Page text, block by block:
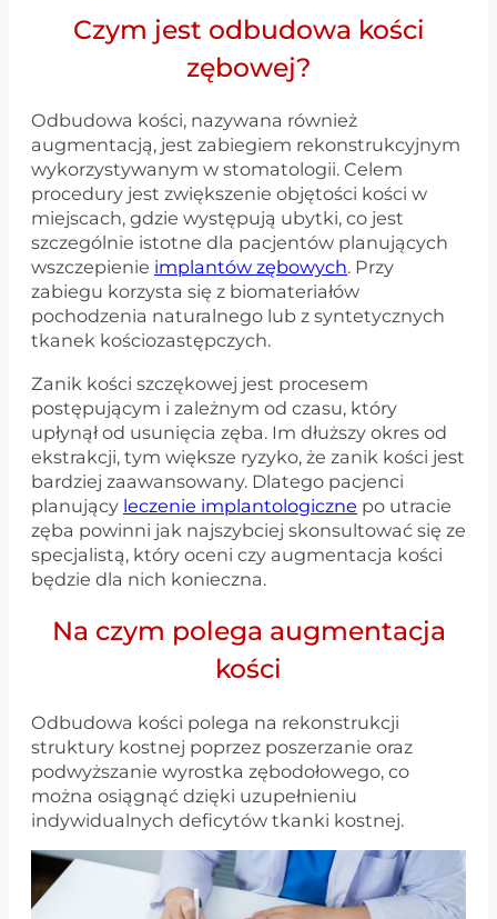
Czym jest odbudowa kości
zębowej?
Odbudowa kości, nazywana również
augmentacją, jest zabiegiem rekonstrukcyjnym
wykorzystywanym w stomatologii. Celem
procedury jest zwiększenie objętości kości w
miejscach, gdzie występują ubytki, co jest
szczególnie istotne dla pacjentów planujących
wszczepienie implantów zębowych. Przy
zabiegu korzysta się z biomateriałów
pochodzenia naturalnego lub z syntetycznych
tkanek kościozastępczych.
Zanik kości szczękowej jest procesem
postępującym i zależnym od czasu, który
upłynął od usunięcia zęba. Im dłuższy okres od
ekstrakcji, tym większe ryzyko, że zanik kości jest
bardziej zaawansowany. Dlatego pacjenci
planujący leczenie implantologiczne po utracie
zęba powinni jak najszybciej skonsultować się ze
specjalistą, który oceni czy augmentacja kości
będzie dla nich konieczna.
Na czym polega augmentacja
kości
Odbudowa kości polega na rekonstrukcji
struktury kostnej poprzez poszerzanie oraz
podwyższanie wyrostka zębodołowego, co
można osiągnąć dzięki uzupełnieniu
indywidualnych deficytów tkanki kostnej.